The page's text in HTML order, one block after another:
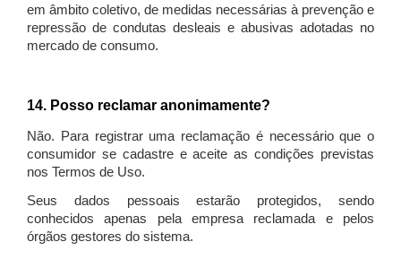
em âmbito coletivo, de medidas necessárias à prevenção e
repressão de condutas desleais e abusivas adotadas no
mercado de consumo.
14. Posso reclamar anonimamente?
Não. Para registrar uma reclamação é necessário que o
consumidor se cadastre e aceite as condições previstas
nos Termos de Uso.
Seus dados pessoais estarão protegidos, sendo
conhecidos apenas pela empresa reclamada e pelos
órgãos gestores do sistema.